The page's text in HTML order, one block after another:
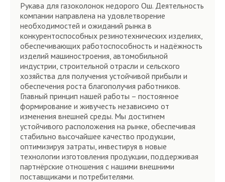
Рукава для газоколонок недорого Ош. Деятельность
компании направлена на удовлетворение
необходимостей и ожиданий рынка в
конкурентоспособных резинотехнических изделиях,
обеспечивающих работоспособность и надёжность
изделий машиностроения, автомобильной
индустрии, строительной отрасли и сельского
хозяйства для получения устойчивой прибыли и
обеспечения роста благополучия работников.
Главный принцип нашей работы – постоянное
формирование и живучесть независимо от
изменения внешней среды. Мы достигнем
устойчивого расположения на рынке, обеспечивая
стабильно высочайшее качество продукции,
оптимизируя затраты, инвестируя в новые
технологии изготовления продукции, поддерживая
партнёрские отношения с нашими внешними
поставщиками и потребителями.